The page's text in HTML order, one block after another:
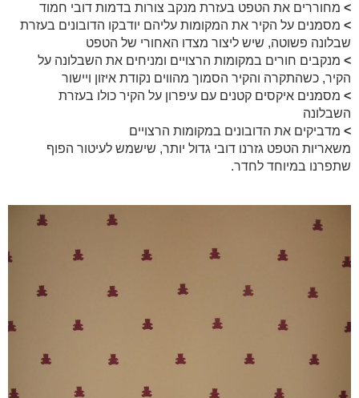
> מחוררים את הטפט בעזרת מנקב צורות בדמות דובי חמוד
> מסמנים על הקיר את המקומות עליהם יודבקו הדובונים בעזרת
שבלונה פשוטה, שיש ליצור מצדו האחורי של הטפט
> מנקבים חורים במקומות הרצויים ומניחים את השבלונה על
הקיר, כשהתקרה והקיר הסמוך מהווים נקודת איזון ויישור
> מסמנים איקסים קטנים עם עיפרון על הקיר כולו בעזרת
השבלונה
> מדביקים את הדובונים במקומות הרצויים
משאריות הטפט גזרנו דובי גדול יותר, שישמש לעיטור הפוף
שתפרנו במיוחד לחדר.